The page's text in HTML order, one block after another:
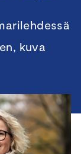
kuva